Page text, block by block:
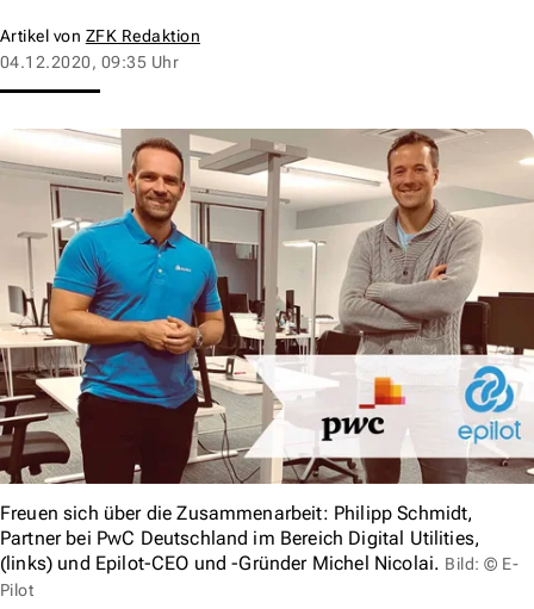
Artikel von ZFK Redaktion
04.12.2020, 09:35 Uhr
Freuen sich über die Zusammenarbeit: Philipp Schmidt,
Partner bei PwC Deutschland im Bereich Digital Utilities,
(links) und Epilot-CEO und -Gründer Michel Nicolai. Bild: © E-
Pilot